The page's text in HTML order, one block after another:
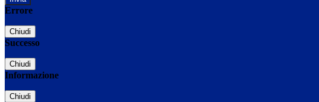
Errore
Chiudi
Successo
Chiudi
Informazione
Chiudi